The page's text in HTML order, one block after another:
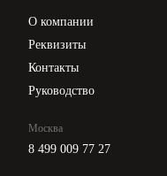
О компании
Реквизиты
Контакты
Руководство
Москва
8 499 009 77 27